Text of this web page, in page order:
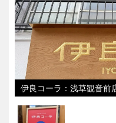
伊良コーラ：浅草観音前